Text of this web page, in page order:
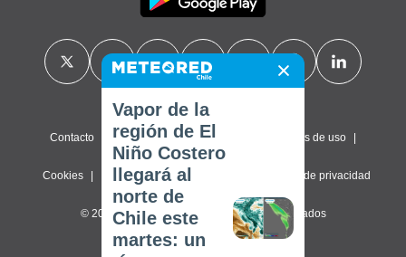
Contacto Sobre nosotros Términos de uso
Cookies Política de privacidad Configuración de privacidad
© 2026 Meteored. Todos los derechos reservados
Vapor de la
región de El
Niño Costero
llegará al
norte de
Chile este
martes: un